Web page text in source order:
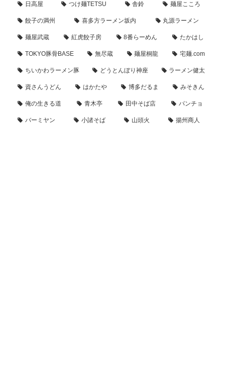
日高屋 つけ麺TETSU 舎鈴 麺屋こころ
餃子の満州 喜多方ラーメン坂内 丸源ラーメン
麺屋武蔵 紅虎餃子房 8番らーめん たかはし
TOKYO豚骨BASE 無尽蔵 麺屋桐龍 宅麺.com
ちいかわラーメン豚 どうとんぼり神座 ラーメン健太
資さんうどん はかたや 博多だるま みそきん
俺の生きる道 青木亭 田中そば店 パンチョ
バーミヤン 小諸そば 山頭火 揚州商人